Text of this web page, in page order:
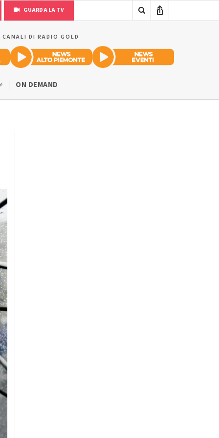
GUARDA LA TV
DI RADIO GOLD
ON DEMAND